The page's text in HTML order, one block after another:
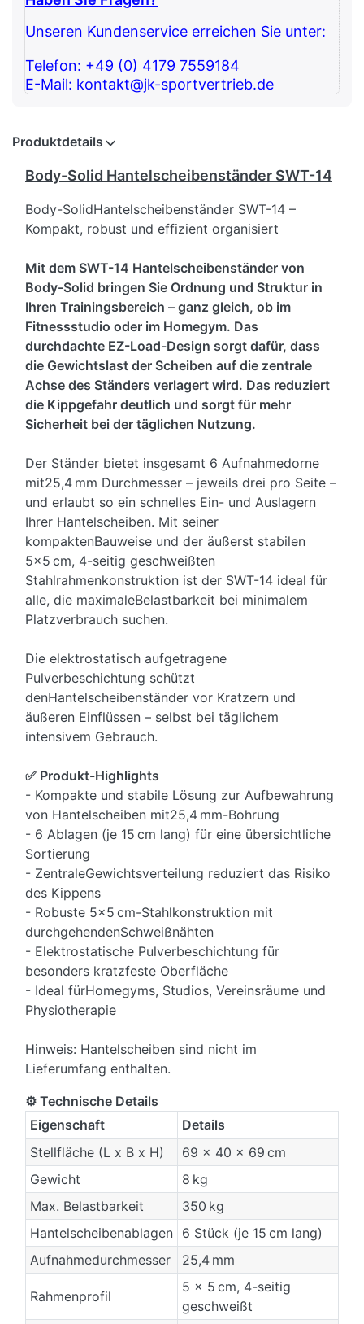
Unseren Kundenservice erreichen Sie unter:
Telefon: +49 (0) 4179 7559184
E-Mail: kontakt@jk-sportvertrieb.de
Produktdetails
Body-Solid Hantelscheibenständer SWT-14
Body-SolidHantelscheibenständer SWT-14 –
Kompakt, robust und effizient organisiert
Mit dem SWT-14 Hantelscheibenständer von
Body-Solid bringen Sie Ordnung und Struktur in
Ihren Trainingsbereich – ganz gleich, ob im
Fitnessstudio oder im Homegym. Das
durchdachte EZ-Load-Design sorgt dafür, dass
die Gewichtslast der Scheiben auf die zentrale
Achse des Ständers verlagert wird. Das reduziert
die Kippgefahr deutlich und sorgt für mehr
Sicherheit bei der täglichen Nutzung.
Der Ständer bietet insgesamt 6 Aufnahmedorne
mit25,4 mm Durchmesser – jeweils drei pro Seite –
und erlaubt so ein schnelles Ein- und Auslagern
Ihrer Hantelscheiben. Mit seiner
kompaktenBauweise und der äußerst stabilen
5x5 cm, 4-seitig geschweißten
Stahlrahmenkonstruktion ist der SWT-14 ideal für
alle, die maximaleBelastbarkeit bei minimalem
Platzverbrauch suchen.
Die elektrostatisch aufgetragene
Pulverbeschichtung schützt
denHantelscheibenständer vor Kratzern und
äußeren Einflüssen – selbst bei täglichem
intensivem Gebrauch.
✅ Produkt-Highlights
- Kompakte und stabile Lösung zur Aufbewahrung
von Hantelscheiben mit25,4 mm-Bohrung
- 6 Ablagen (je 15 cm lang) für eine übersichtliche
Sortierung
- ZentraleGewichtsverteilung reduziert das Risiko
des Kippens
- Robuste 5x5 cm-Stahlkonstruktion mit
durchgehendenSchweißnähten
- Elektrostatische Pulverbeschichtung für
besonders kratzfeste Oberfläche
- Ideal fürHomegyms, Studios, Vereinsräume und
Physiotherapie
Hinweis: Hantelscheiben sind nicht im
Lieferumfang enthalten.
⚙️ Technische Details
Eigenschaft
Details
Stellfläche (L x B x H)
69 x 40 x 69 cm
Gewicht
8 kg
Max. Belastbarkeit
350 kg
Hantelscheibenablagen
6 Stück (je 15 cm lang)
Aufnahmedurchmesser
25,4 mm
Rahmenprofil
5 x 5 cm, 4-seitig
geschweißt